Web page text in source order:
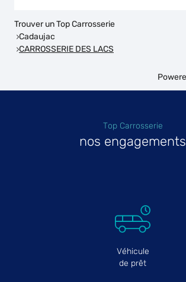
Trouver un Top Carrosserie
Cadaujac
CARROSSERIE DES LACS
Top Carrosserie
nos engagements
Véhicule
de prêt